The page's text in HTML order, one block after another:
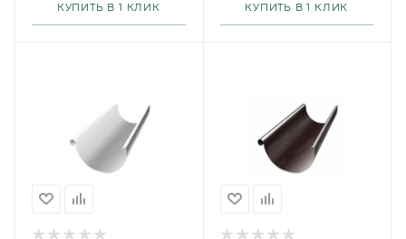
КУПИТЬ В 1 КЛИК КУПИТЬ В 1 КЛИК